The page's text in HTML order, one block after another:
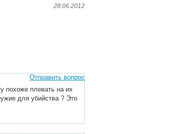
28.06.2012
Отправить вопрос
похоже плевать на их
для убийства ? Это